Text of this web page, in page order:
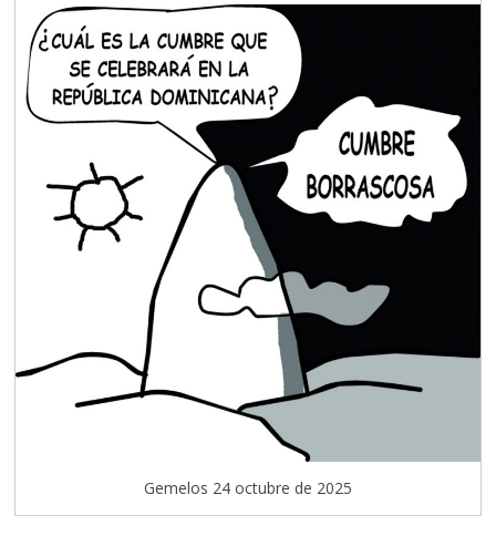
Gemelos 24 octubre de 2025